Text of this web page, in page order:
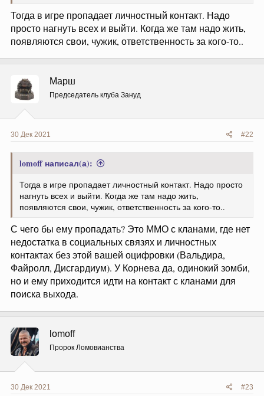
Тогда в игре пропадает личностный контакт. Надо
просто нагнуть всех и выйти. Когда же там надо жить,
появляются свои, чужик, ответственность за кого-то..
Марш
Председатель клуба Зануд
30 Дек 2021 #22
lomoff написал(а):
Тогда в игре пропадает личностный контакт. Надо просто
нагнуть всех и выйти. Когда же там надо жить,
появляются свои, чужик, ответственность за кого-то..
С чего бы ему пропадать? Это ММО с кланами, где нет
недостатка в социальных связях и личностных
контактах без этой вашей оцифровки (Вальдира,
Файролл, Дисгардиум). У Корнева да, одинокий зомби,
но и ему приходится идти на контакт с кланами для
поиска выхода.
lomoff
Пророк Ломовианства
30 Дек 2021 #23